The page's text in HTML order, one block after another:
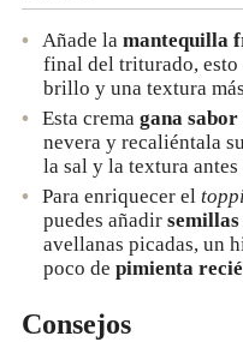
Añade la mantequilla
final del triturado, esto
brillo y una textura
Esta crema gana
nevera y recaliéntala
la sal y la textura antes
Para enriquecer el
puedes añadir
avellanas picadas, un
poco de pimienta
Consejos